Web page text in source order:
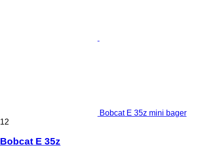
Bobcat E 35z mini bager
12
Bobcat E 35z